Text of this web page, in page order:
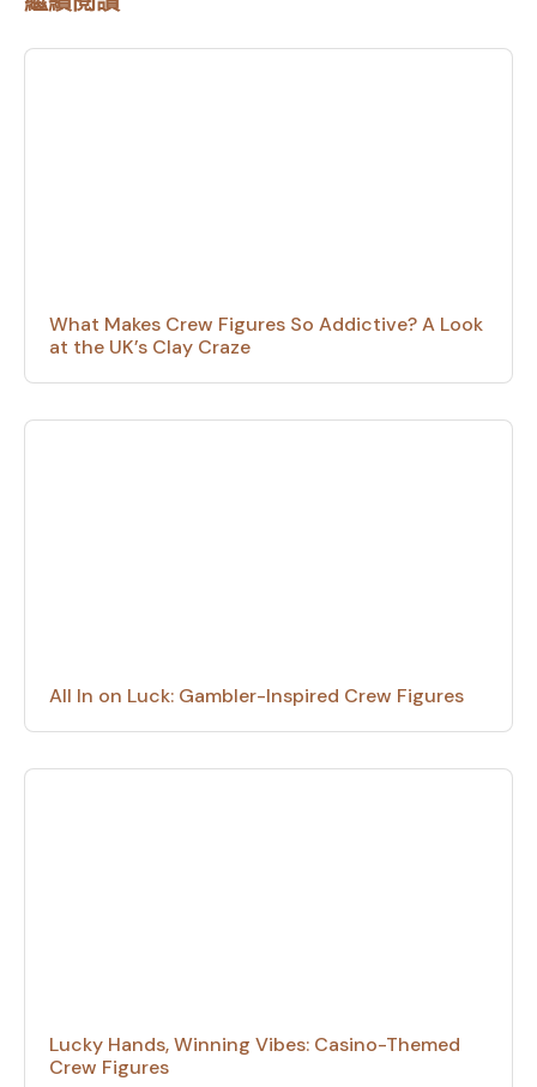
What Makes Crew Figures So Addictive? A Look
at the UK’s Clay Craze
All In on Luck: Gambler-Inspired Crew Figures
Lucky Hands, Winning Vibes: Casino-Themed
Crew Figures